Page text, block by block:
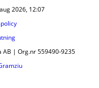
2026, 12:07
| Org.nr 559490-9235